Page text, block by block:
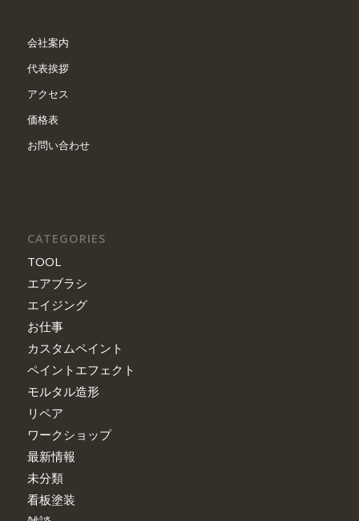
会社案内
代表挨拶
アクセス
価格表
お問い合わせ
CATEGORIES
TOOL
エアブラシ
エイジング
お仕事
カスタムペイント
ペイントエフェクト
モルタル造形
リペア
ワークショップ
最新情報
未分類
看板塗装